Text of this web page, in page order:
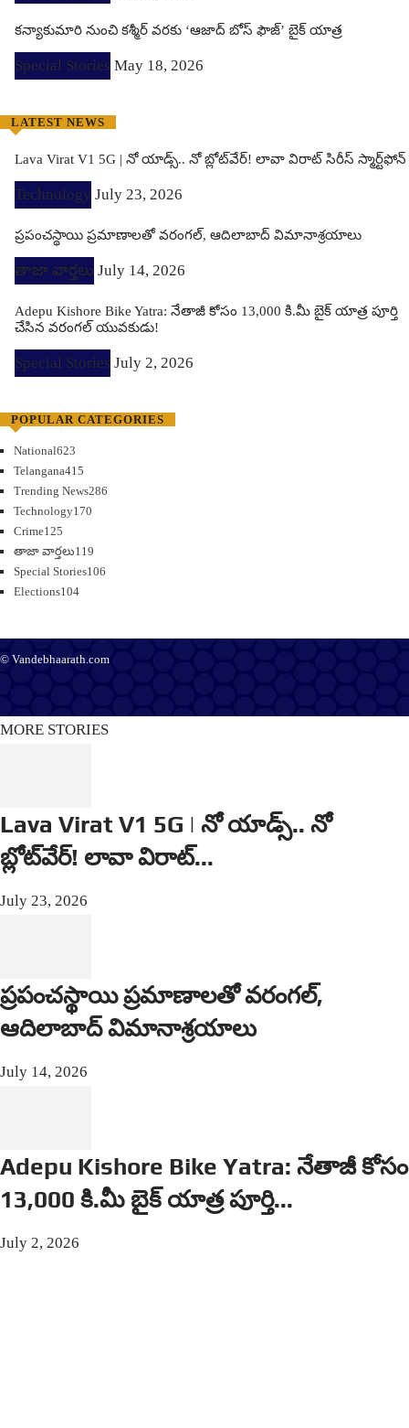
కన్యాకుమారి నుంచి కశ్మీర్ వరకు ‘ఆజాద్ బోస్ ఫౌజ్’ బైక్ యాత్ర
Special Stories May 18, 2026
LATEST NEWS
Lava Virat V1 5G | నో యాడ్స్.. నో బ్లోట్‌వేర్! లావా విరాట్ సిరీస్ స్మార్ట్‌ఫోన్​
Technology July 23, 2026
ప్రపంచస్థాయి ప్రమాణాలతో వరంగల్, ఆదిలాబాద్ విమానాశ్రయాలు
తాజా వార్తలు July 14, 2026
Adepu Kishore Bike Yatra: నేతాజీ కోసం 13,000 కి.మీ బైక్ యాత్ర పూర్తి
చేసిన వరంగల్ యువకుడు!
Special Stories July 2, 2026
POPULAR CATEGORIES
National623
Telangana415
Trending News286
Technology170
Crime125
తాజా వార్తలు119
Special Stories106
Elections104
© Vandebhaarath.com
MORE STORIES
Lava Virat V1 5G | నో యాడ్స్.. నో
బ్లోట్‌వేర్! లావా విరాట్...
July 23, 2026
ప్రపంచస్థాయి ప్రమాణాలతో వరంగల్,
ఆదిలాబాద్ విమానాశ్రయాలు
July 14, 2026
Adepu Kishore Bike Yatra: నేతాజీ కోసం
13,000 కి.మీ బైక్ యాత్ర పూర్తి...
July 2, 2026